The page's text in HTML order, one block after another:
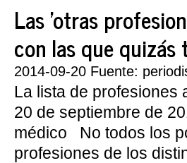
Las 'otras
con las que quizás
2014-09-20 Fuente:
La lista de profesiones
20 de septiembre de
médico No todos los
profesiones de los